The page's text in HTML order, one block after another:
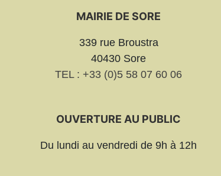
MAIRIE DE SORE
339 rue Broustra
40430 Sore
TEL : +33 (0)5 58 07 60 06
OUVERTURE AU PUBLIC
Du lundi au vendredi de 9h à 12h